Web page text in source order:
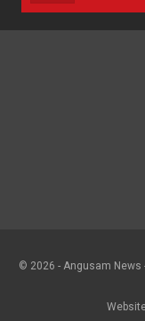
© 2026 - Angusam News